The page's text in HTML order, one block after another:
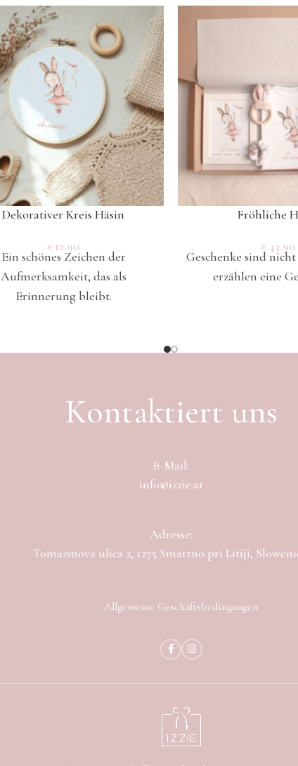
Dekorativer Kreis Häsin
€12.90
Ein schönes Zeichen der
Aufmerksamkeit, das als
Erinnerung bleibt.
Fröhliche
€43.90
Geschenke sind
erzählen eine
Kontaktiert uns
E-Mail:
info@izzie.at
Adresse:
Tomazinova ulica 2, 1275 Smartno pri Litiji,
Allgemeine Geschäftsbedingungen